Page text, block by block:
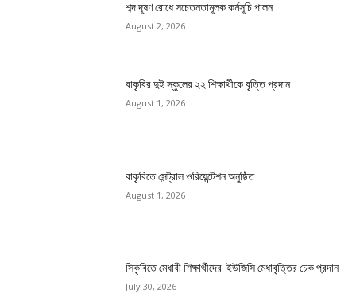
শব্দ দূষণ রোধে সচেতনতামূলক কর্মসূচি পালন
August 2, 2026
বাকৃবির দুই স্কুলের ২২ শিক্ষার্থীকে বৃত্তি প্রদান
August 1, 2026
বাকৃবিতে সেন্ট্রাল ওরিয়েন্টেশন অনুষ্ঠিত
August 1, 2026
সিকৃবিতে মেধাবী শিক্ষার্থীদের ইউজিসি মেধাবৃত্তির চেক প্রদান
July 30, 2026